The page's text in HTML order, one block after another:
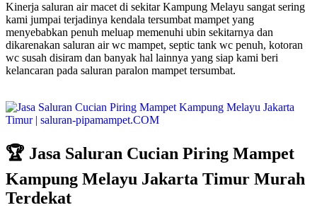
Kinerja saluran air macet di sekitar Kampung Melayu sangat sering
kami jumpai terjadinya kendala tersumbat mampet yang
menyebabkan penuh meluap memenuhi ubin sekitarnya dan
dikarenakan saluran air wc mampet, septic tank wc penuh, kotoran
wc susah disiram dan banyak hal lainnya yang siap kami beri
kelancaran pada saluran paralon mampet tersumbat.
🏆 Jasa Saluran Cucian Piring Mampet
Kampung Melayu Jakarta Timur Murah
Terdekat